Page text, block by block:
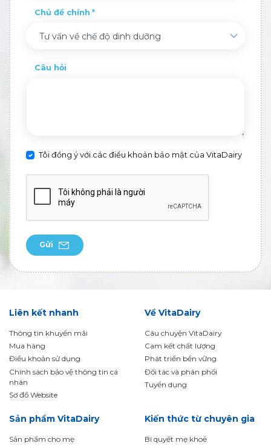
Chủ đề chính
Tư vấn về chế độ dinh dưỡng
Câu hỏi
Tôi đồng ý với các điều khoản bảo mật của VitaDairy
Gửi
Liên kết nhanh
Thông tin khuyến mãi
Mua hàng
Điều khoản sử dụng
Chính sách bảo vệ thông tin cá
nhân
Sơ đồ Website
Về VitaDairy
Câu chuyện VitaDairy
Cam kết chất lượng
Phát triển bền vững
Đối tác và phân phối
Tuyển dụng
Sản phẩm VitaDairy
Sản phẩm cho mẹ
Kiến thức từ chuyên gia
Bí quyết mẹ khoẻ